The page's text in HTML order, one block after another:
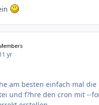
yr
am besten einfach mal die
und f?hre den cron mit --